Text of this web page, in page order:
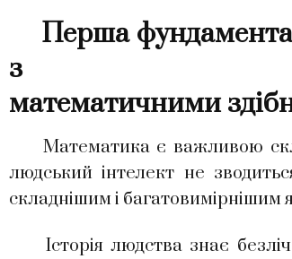
Перша
з
математичними
Математика є важливою
людський інтелект не
складнішим і багатовимірнішим
Історія людства знає безліч